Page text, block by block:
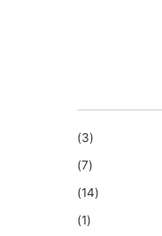
(3)
(7)
(14)
(1)